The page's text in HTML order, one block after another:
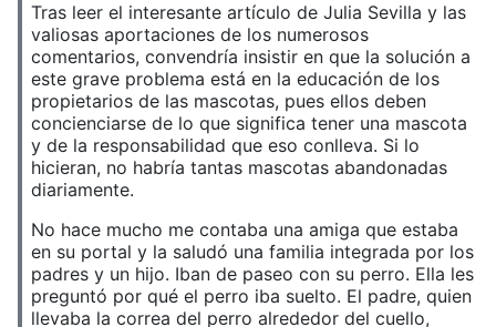
Tras leer el interesante artículo de Julia Sevilla y las
valiosas aportaciones de los numerosos
comentarios, convendría insistir en que la solución a
este grave problema está en la educación de los
propietarios de las mascotas, pues ellos deben
concienciarse de lo que significa tener una mascota
y de la responsabilidad que eso conlleva. Si lo
hicieran, no habría tantas mascotas abandonadas
diariamente.
No hace mucho me contaba una amiga que estaba
en su portal y la saludó una familia integrada por los
padres y un hijo. Iban de paseo con su perro. Ella les
preguntó por qué el perro iba suelto. El padre, quien
llevaba la correa del perro alrededor del cuello,